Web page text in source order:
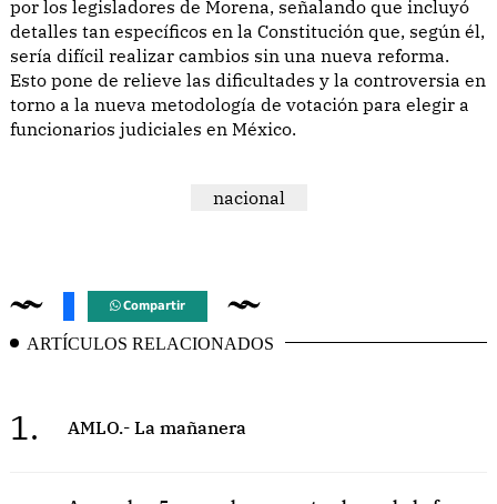
por los legisladores de Morena, señalando que incluyó
detalles tan específicos en la Constitución que, según él,
sería difícil realizar cambios sin una nueva reforma.
Esto pone de relieve las dificultades y la controversia en
torno a la nueva metodología de votación para elegir a
funcionarios judiciales en México.
nacional
Compartir
ARTÍCULOS RELACIONADOS
1. AMLO.- La mañanera